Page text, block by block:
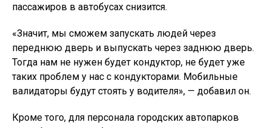
пассажиров в автобусах снизится.
«Значит, мы сможем запускать людей через
переднюю дверь и выпускать через заднюю дверь.
Тогда нам не нужен будет кондуктор, не будет уже
таких проблем у нас с кондукторами. Мобильные
валидаторы будут стоять у водителя», — добавил он.
Кроме того, для персонала городских автопарков